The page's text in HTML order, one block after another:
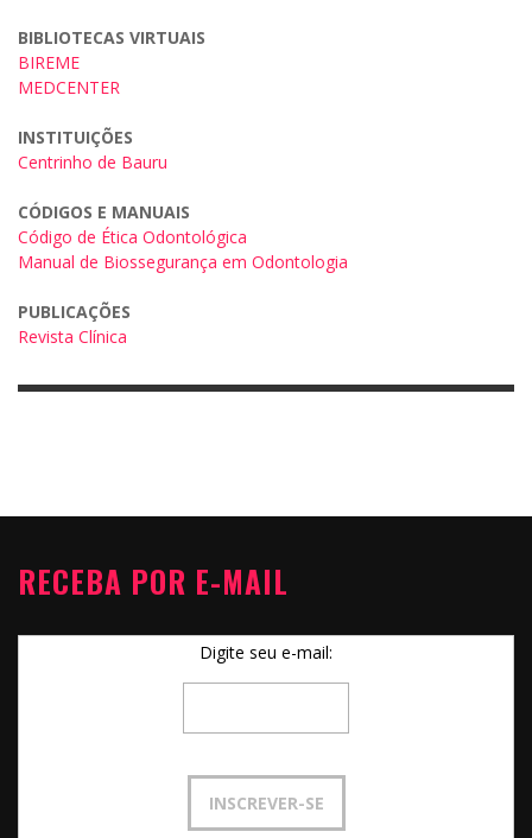
BIBLIOTECAS VIRTUAIS
BIREME
MEDCENTER
INSTITUIÇÕES
Centrinho de Bauru
CÓDIGOS E MANUAIS
Código de Ética Odontológica
Manual de Biossegurança em Odontologia
PUBLICAÇÕES
Revista Clínica
RECEBA POR E-MAIL
Digite seu e-mail: